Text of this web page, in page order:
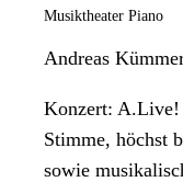
Musiktheater Piano
Andreas
Konzert: A.Live!
Stimme, höchst
sowie